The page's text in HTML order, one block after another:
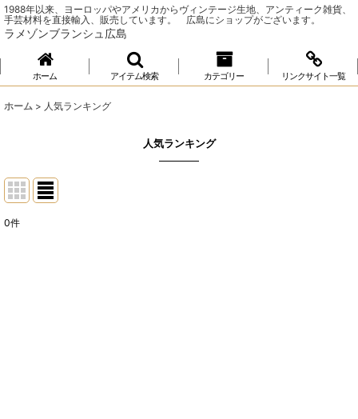
1988年以来、ヨーロッパやアメリカからヴィンテージ生地、アンティーク雑貨、
手芸材料を直接輸入、販売しています。 広島にショップがございます。
ラメゾンブランシュ広島
ホーム アイテム検索 カテゴリー リンクサイト一覧
ホーム > 人気ランキング
人気ランキング
0件